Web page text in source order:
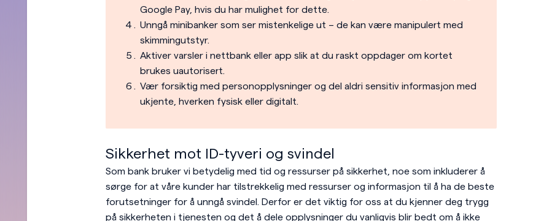
Google Pay, hvis du har mulighet for dette.
Unngå minibanker som ser mistenkelige ut – de kan være manipulert med
skimmingutstyr.
Aktiver varsler i nettbank eller app slik at du raskt oppdager om kortet
brukes uautorisert.
Vær forsiktig med personopplysninger og del aldri sensitiv informasjon med
ukjente, hverken fysisk eller digitalt.
Sikkerhet mot ID-tyveri og svindel
Som bank bruker vi betydelig med tid og ressurser på sikkerhet, noe som inkluderer å
sørge for at våre kunder har tilstrekkelig med ressurser og informasjon til å ha de beste
forutsetninger for å unngå svindel. Derfor er det viktig for oss at du kjenner deg trygg
på sikkerheten i tjenesten og det å dele opplysninger du vanligvis blir bedt om å ikke